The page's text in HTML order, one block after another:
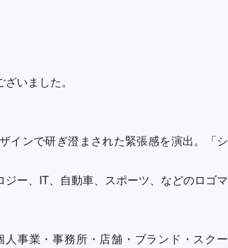
いました。
インで研ぎ澄まされた緊張感を演出。「シ
ー、IT、自動車、スポーツ、などのロゴマ
事業・事務所・店舗・ブランド・スクー